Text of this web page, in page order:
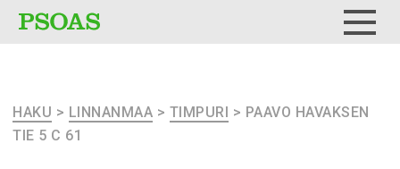
HAKU > LINNANMAA > TIMPURI > PAAVO HAVAKSEN
TIE 5 C 61